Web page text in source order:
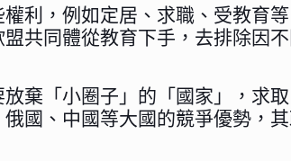
利，例如定居、求職、受教育
共同體從教育下手，去排除因
棄「小圈子」的「國家」，求
國、中國等大國的競爭優勢，